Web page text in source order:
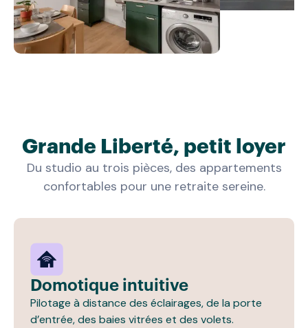
Grande Liberté, petit loyer
Du studio au trois pièces, des appartements
confortables pour une retraite sereine.
Domotique intuitive
Pilotage à distance des éclairages, de la porte
d’entrée, des baies vitrées et des volets.